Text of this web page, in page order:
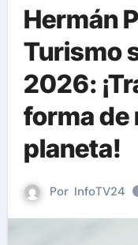
Hermán
Turismo
2026:
forma de
planeta!
Por InfoTV24